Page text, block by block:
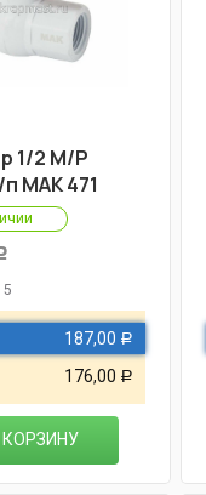
1/2 М/Р
МАК 471
5
187,00 Р
176,00 Р
КОРЗИНУ